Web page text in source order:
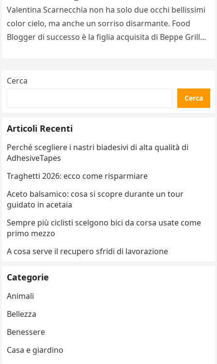
Valentina Scarnecchia non ha solo due occhi bellissimi
color cielo, ma anche un sorriso disarmante. Food
Blogger di successo è la figlia acquisita di Beppe Grillo,
Cerca
Cerca
Articoli Recenti
Perché scegliere i nastri biadesivi di alta qualità di
AdhesiveTapes
Traghetti 2026: ecco come risparmiare
Aceto balsamico: cosa si scopre durante un tour
guidato in acetaia
Sempre più ciclisti scelgono bici da corsa usate come
primo mezzo
A cosa serve il recupero sfridi di lavorazione
Categorie
Animali
Bellezza
Benessere
Casa e giardino